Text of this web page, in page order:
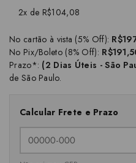
2x de R$104,08
No cartão à vista (5% Off):
No Pix/Boleto (8% Off):
Prazo*: (2 Dias Úteis - São
de São Paulo.
Calcular Frete e Prazo